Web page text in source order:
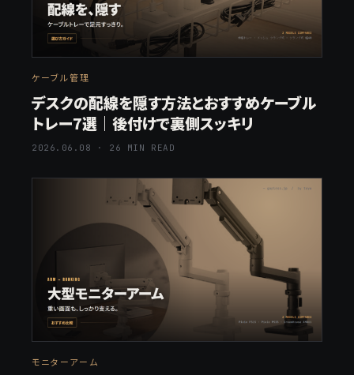
ケーブル管理
デスクの配線を隠す方法とおすすめケーブル
トレー7選｜後付けで裏側スッキリ
2026.06.08 · 26 MIN READ
モニターアーム